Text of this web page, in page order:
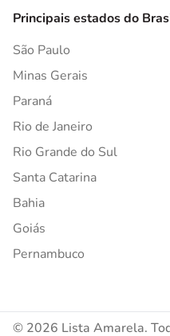
Principais estados do
São Paulo
Minas Gerais
Paraná
Rio de Janeiro
Rio Grande do Sul
Santa Catarina
Bahia
Goiás
Pernambuco
© 2026 Lista Amarela.